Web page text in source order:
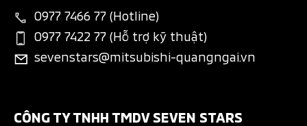
New Xpander Cross
All-New Triton
Pajero Sport
Đăng ký lái thử
Phụ kiện chính hãng
Thu xe cũ đổi xe mới
Đặt lịch dịch vụ
Ứng dụng Mitsubishi Connect+
Tin tuyển dụng
0977 7466 77 (Hotline)
0977 7422 77 (Hỗ trợ kỹ thuật)
sevenstars@mitsubishi-quangngai.vn
CÔNG TY TNHH TMDV SEVEN STARS